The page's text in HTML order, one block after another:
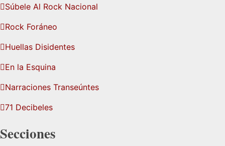
Súbele Al Rock Nacional
Rock Foráneo
Huellas Disidentes
En la Esquina
Narraciones Transeúntes
71 Decibeles
Secciones